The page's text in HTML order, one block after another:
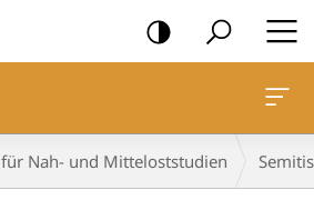
Nah- und Mitteloststudien